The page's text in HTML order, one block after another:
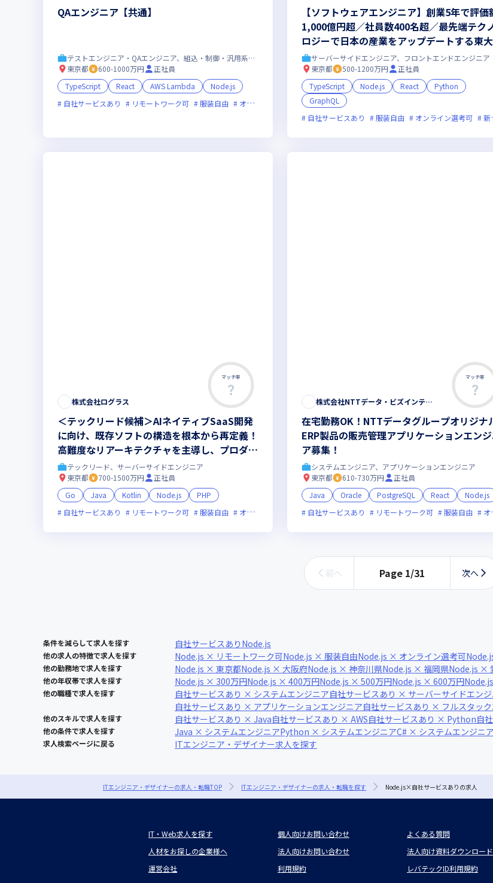
QAエンジニア【共通】
テストエンジニア・QAエンジニア、組込・制御・汎用系エンジニア
東京都
600-1000万円
正社員
TypeScript
React AWS Lambda
Node.js
自社サービスあり
リモートワーク可 服装自由 オンライン選考可 新技術に積極的
【ソフトウェアエンジニア】創業5年で評価
1,000億円超／社員数400名超／最先端テク
ロジーで日本の産業をアップデートする東
AIスタートアップ
サーバーサイドエンジニア、フロントエンドエンジニア
東京都
500-1200万円
正社員
TypeScript
Node.js React
Python
GraphQL
自社サービスあり
服装自由 オンライン選考可 新規立ち上げ
マッチ率
株式会社ログラス
＜テックリード候補＞AIネイティブSaaS開発
に向け、既存ソフトの構造を根本から再定義！
高難度なリアーキテクチャを主導し、プロダク
トとチームの成長を牽引していただきます
テックリード、サーバーサイドエンジニア
東京都
700-1500万円
正社員
Go
Java Kotlin Node.js
PHP
自社サービスあり
リモートワーク可 服装自由 オンライン選考可 フレックス制度あり 女性エンジニアが活躍中
マッチ率
株式会社NTTデータ・ビズインテグラル
在宅勤務OK！NTTデータグループオリジナ
ERP製品の販売管理アプリケーションエン
ア募集！
システムエンジニア、アプリケーションエンジニア
東京都
610-730万円
正社員
Java
Oracle PostgreSQL React
Node.js
自社サービスあり
リモートワーク可 服装自由 オンライン選考可
前へ Page 1/31 次へ
条件を減らして求人を探す 自社サービスあり Node.js
他の求人の特徴で求人を探す Node.js × リモートワーク可Node.js × 服装自由Node.js × オンライン選考可
他の勤務地で求人を探す Node.js × 東京都Node.js × 大阪府Node.js × 神奈川県Node.js × 福岡県Node.js ×
他の年収帯で求人を探す Node.js × 300万円Node.js × 400万円Node.js × 500万円Node.js × 600万円
他の職種で求人を探す 自社サービスあり × システムエンジニア自社サービスあり × サーバーサイドエン
自社サービスあり × アプリケーションエンジニア自社サービスあり × フルスタッ
他のスキルで求人を探す 自社サービスあり × Java自社サービスあり × AWS自社サービスあり × Python自
他の条件で求人を探す Java × システムエンジニアPython × システムエンジニアC# × システムエンジニア
求人検索ページに戻る ITエンジニア・デザイナー求人を探す
ITエンジニア・デザイナーの求人・転職TOP ITエンジニア・デザイナーの求人・転職を探す Node.js×自社サービスありの求人
IT・Web求人を探す 個人向けお問い合わせ よくある質問
人材をお探しの企業様へ
法人向けお問い合わせ 法人向け資料ダウンロード
運営会社
利用規約 レバテックID利用規約